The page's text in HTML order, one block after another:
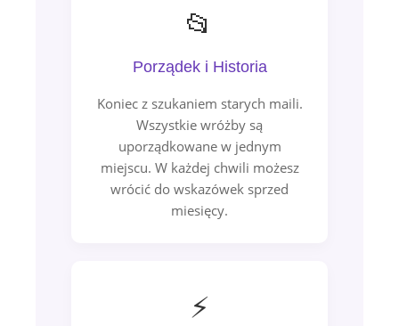
📂
Porządek i Historia
Koniec z szukaniem starych maili.
Wszystkie wróżby są
uporządkowane w jednym
miejscu. W każdej chwili możesz
wrócić do wskazówek sprzed
miesięcy.
⚡